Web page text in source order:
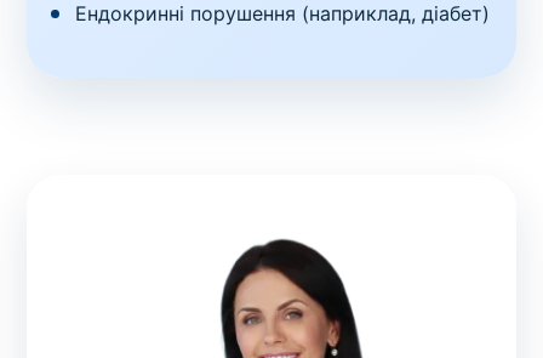
Ендокринні порушення (наприклад, діабет)